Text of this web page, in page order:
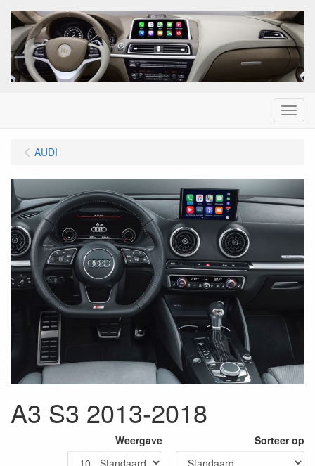
Menu
AUDI
A3 S3 2013-2018
Weergave Sorteer op